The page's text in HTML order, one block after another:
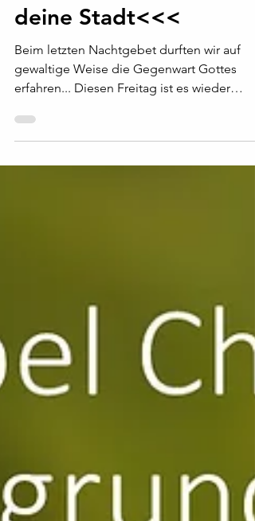
/ Nachtgebet / Gebet
01.03.2019 , Bete für
deine Stadt<<<
Beim letzten Nachtgebet durften wir auf
gewaltige Weise die Gegenwart Gottes